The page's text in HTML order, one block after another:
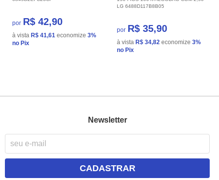
por R$ 42,90
à vista R$ 41,61 economize 3%
no Pix
LG 6488D117B8B05
por R$ 35,90
à vista R$ 34,82 economize 3%
no Pix
Newsletter
CADASTRAR